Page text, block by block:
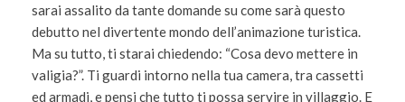
sarai assalito da tante domande su come sarà questo
debutto nel divertente mondo dell’animazione turistica.
Ma su tutto, ti starai chiedendo: “Cosa devo mettere in
valigia?”. Ti guardi intorno nella tua camera, tra cassetti
ed armadi, e pensi che tutto ti possa servire in villaggio. E